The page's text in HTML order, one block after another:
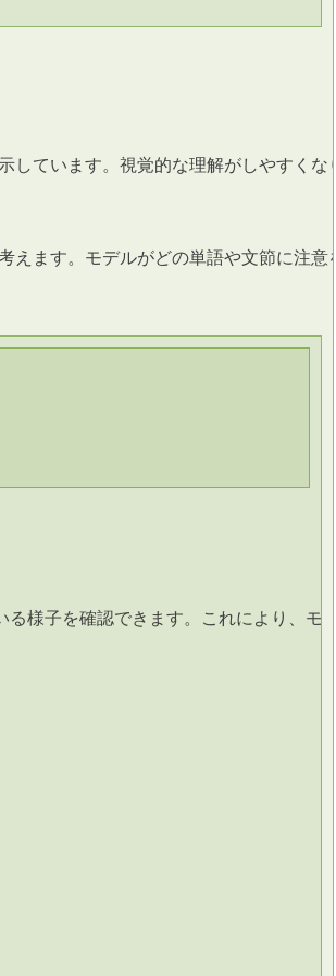
ています。視覚的な理解がしやすくな
ます。モデルがどの単語や文節に注
様子を確認できます。これにより、モ